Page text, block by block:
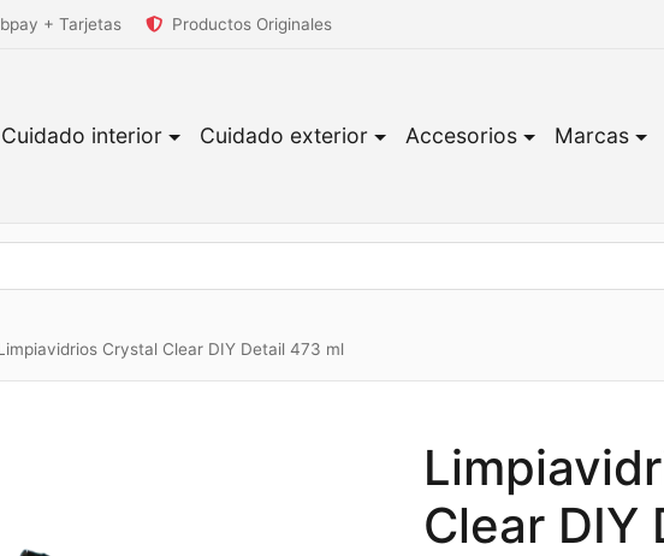
+ Tarjetas Productos Originales
Cuidado interior Cuidado exterior Accesorios Marcas
Crystal Clear DIY Detail 473 ml
Clear DIY